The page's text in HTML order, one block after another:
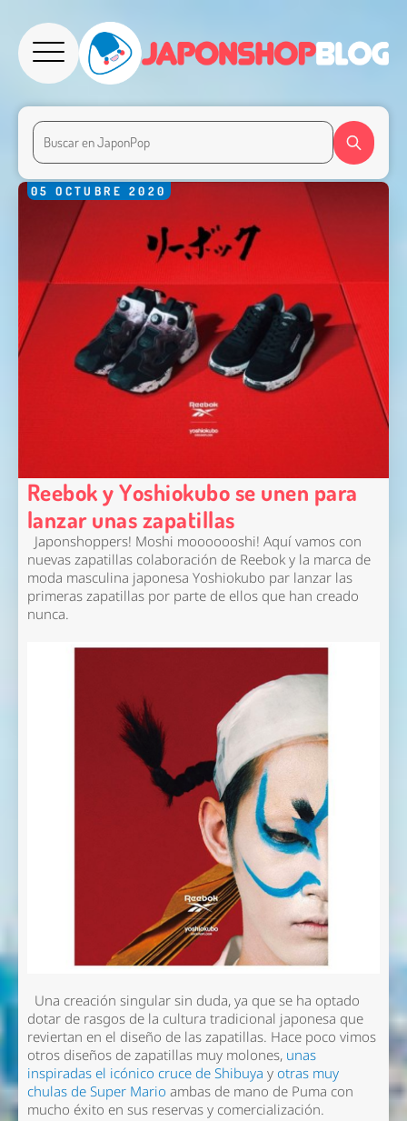
05 OCTUBRE 2020
Reebok y Yoshiokubo se unen para
lanzar unas zapatillas
Japonshoppers! Moshi mooooooshi! Aquí vamos con
nuevas zapatillas colaboración de Reebok y la marca de
moda masculina japonesa Yoshiokubo par lanzar las
primeras zapatillas por parte de ellos que han creado
nunca.
Una creación singular sin duda, ya que se ha optado
dotar de rasgos de la cultura tradicional japonesa que
reviertan en el diseño de las zapatillas. Hace poco vimos
otros diseños de zapatillas muy molones, unas
inspiradas el icónico cruce de Shibuya yotras muy
chulas de Super Mario ambas de mano de Puma con
mucho éxito en sus reservas y comercialización.